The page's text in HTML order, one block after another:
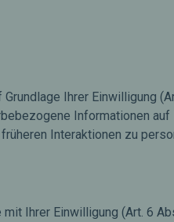
Ihrer Einwilligung
Informationen
Interaktionen zu
Ihrer Einwilligung (Art. 6